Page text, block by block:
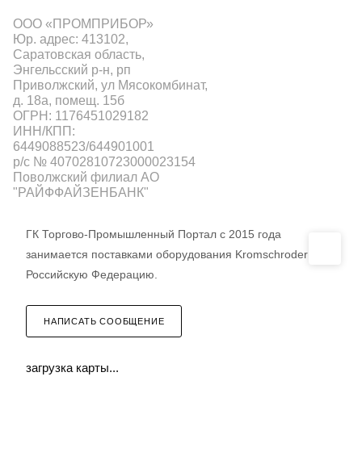
ООО «ПРОМПРИБОР»
Юр. адрес: 413102,
Саратовская область,
Энгельсский р-н, рп
Приволжский, ул Мясокомбинат,
д. 18а, помещ. 15б
ОГРН: 1176451029182
ИНН/КПП:
6449088523/644901001
р/с № 40702810723000023154
Поволжский филиал АО
"РАЙФФАЙЗЕНБАНК"
ГК Торгово-Промышленный Портал с 2015 года
занимается поставками оборудования Kromschroder в
Российскую Федерацию.
НАПИСАТЬ СООБЩЕНИЕ
загрузка карты...